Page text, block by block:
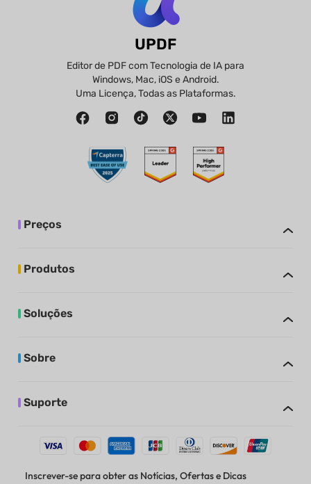
UPDF
Editor de PDF com Tecnologia de IA para
Windows, Mac, iOS e Android.
Uma Licença, Todas as Plataformas.
Preços
Produtos
Soluções
Sobre
Suporte
Inscrever-se para obter as Notícias, Ofertas e Dicas